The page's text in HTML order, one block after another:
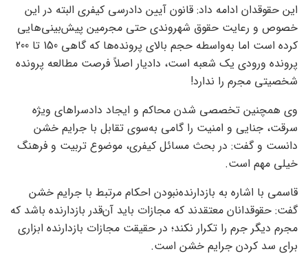
این حقوقدان ادامه داد: قانون آیین دادرسی کیفری البته در این
خصوص و رعایت حقوق شهروندی حتی مجرمین پیش‌بینی‌هایی
کرده است اما به‌واسطه حجم بالای پرونده‌ها که گاهی 150 تا 200
پرونده ورودی یک شعبه است، دادیار اصلاً فرصت مطالعه پرونده
شخصیتی مجرم را ندارد!
وی همچنین تخصصی شدن محاکم و ایجاد دادسراهای ویژه
سرقت، جنایی و امنیت را گامی به‌سوی تقابل با جرایم خشن
دانست و گفت: در بحث مسائل کیفری، موضوع تربیت و فرهنگ
خیلی مهم است.
قاسمی با اشاره به بازدارنده‌نبودن احکام مرتبط با جرایم خشن
گفت: حقوقدانان معتقدند که مجازات باید آن‌قدر بازدارنده باشد که
مجرم دیگر جرم را تکرار نکند؛ در حقیقت مجازات بازدارنده ابزاری
برای سد کردن جرایم خشن است.